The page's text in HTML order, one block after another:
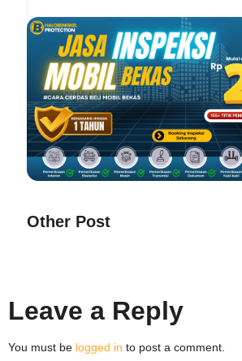
Other Post
Leave a Reply
You must be logged in to post a comment.